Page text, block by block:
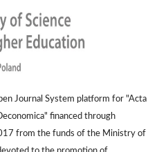
Journal System platform for "Acta
financed through
from the funds of the Ministry of